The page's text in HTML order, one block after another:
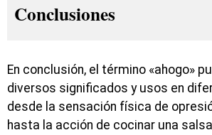
Conclusiones
En conclusión, el término «ahogo»
diversos significados y usos en
desde la sensación física de
hasta la acción de cocinar una